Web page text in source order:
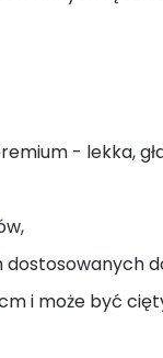
- lekka,
dostosowanych
i może być